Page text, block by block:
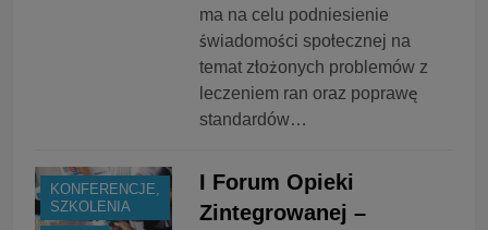
ma na celu podniesienie
świadomości społecznej na
temat złożonych problemów z
leczeniem ran oraz poprawę
standardów…
KONFERENCJE,
SZKOLENIA
I Forum Opieki
Zintegrowanej –